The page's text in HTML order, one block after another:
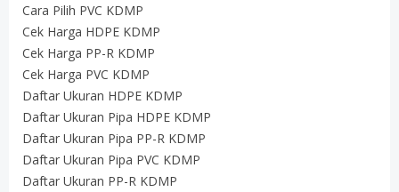
Cara Pilih PVC KDMP
Cek Harga HDPE KDMP
Cek Harga PP-R KDMP
Cek Harga PVC KDMP
Daftar Ukuran HDPE KDMP
Daftar Ukuran Pipa HDPE KDMP
Daftar Ukuran Pipa PP-R KDMP
Daftar Ukuran Pipa PVC KDMP
Daftar Ukuran PP-R KDMP